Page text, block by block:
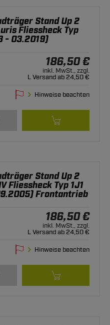
Stand Up 2
Fliessheck Typ
- 03.2019)
186,50 €
inkl. MwSt., zzgl.
L Versand ab 24,50 €
Hinweise beachten
Stand Up 2
Fliessheck Typ 1J1
Frontantrieb
186,50 €
inkl. MwSt., zzgl.
L Versand ab 24,50 €
Hinweise beachten